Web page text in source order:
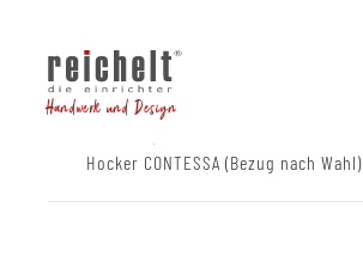
Handwerk und Design
Hocker CONTESSA (Bezug nach Wahl)